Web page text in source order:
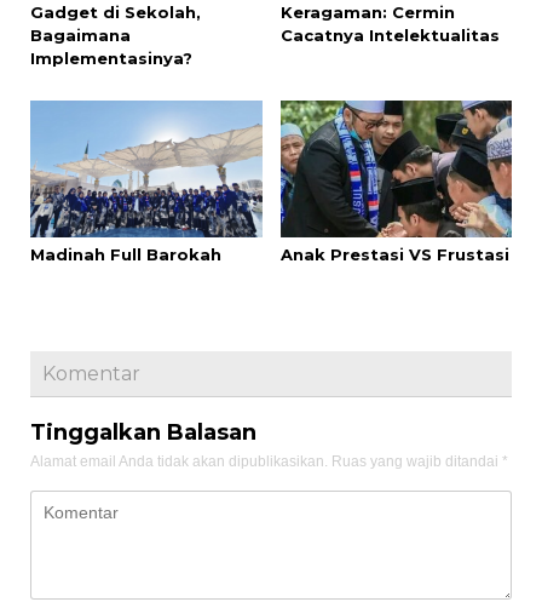
Gadget di Sekolah,
Bagaimana
Implementasinya?
Keragaman: Cermin
Cacatnya Intelektualitas
Madinah Full Barokah Anak Prestasi VS Frustasi
Komentar
Tinggalkan Balasan
Alamat email Anda tidak akan dipublikasikan. Ruas yang wajib ditandai *